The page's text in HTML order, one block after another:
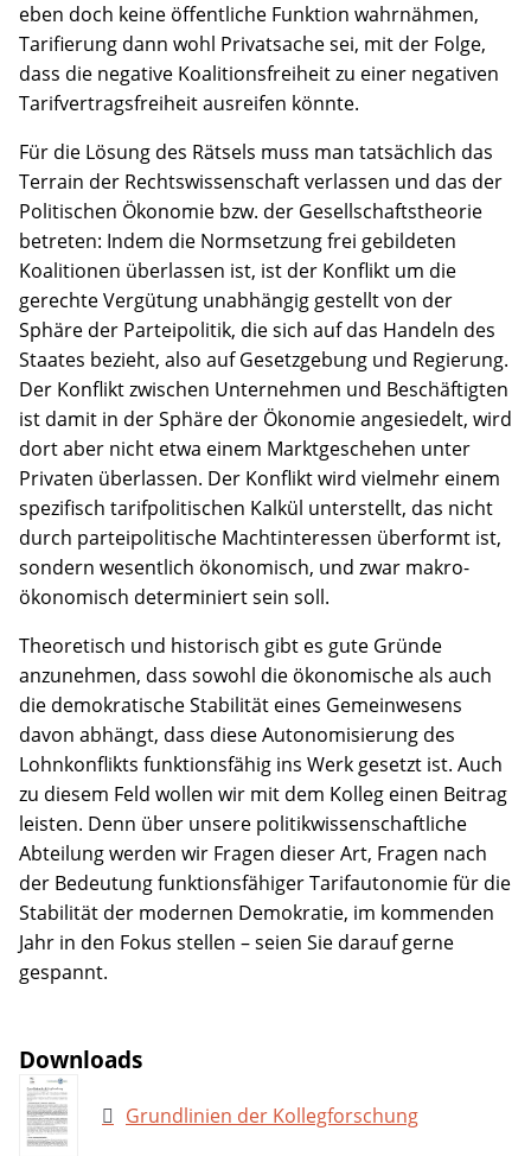
eben doch keine öffentliche Funktion wahrnähmen,
Tarifierung dann wohl Privatsache sei, mit der Folge,
dass die negative Koalitionsfreiheit zu einer negativen
Tarifvertragsfreiheit ausreifen könnte.
Für die Lösung des Rätsels muss man tatsächlich das
Terrain der Rechtswissenschaft verlassen und das der
Politischen Ökonomie bzw. der Gesellschaftstheorie
betreten: Indem die Normsetzung frei gebildeten
Koalitionen überlassen ist, ist der Konflikt um die
gerechte Vergütung unabhängig gestellt von der
Sphäre der Parteipolitik, die sich auf das Handeln des
Staates bezieht, also auf Gesetzgebung und Regierung.
Der Konflikt zwischen Unternehmen und Beschäftigten
ist damit in der Sphäre der Ökonomie angesiedelt, wird
dort aber nicht etwa einem Marktgeschehen unter
Privaten überlassen. Der Konflikt wird vielmehr einem
spezifisch tarifpolitischen Kalkül unterstellt, das nicht
durch parteipolitische Machtinteressen überformt ist,
sondern wesentlich ökonomisch, und zwar makro-
ökonomisch determiniert sein soll.
Theoretisch und historisch gibt es gute Gründe
anzunehmen, dass sowohl die ökonomische als auch
die demokratische Stabilität eines Gemeinwesens
davon abhängt, dass diese Autonomisierung des
Lohnkonflikts funktionsfähig ins Werk gesetzt ist. Auch
zu diesem Feld wollen wir mit dem Kolleg einen Beitrag
leisten. Denn über unsere politikwissenschaftliche
Abteilung werden wir Fragen dieser Art, Fragen nach
der Bedeutung funktionsfähiger Tarifautonomie für die
Stabilität der modernen Demokratie, im kommenden
Jahr in den Fokus stellen – seien Sie darauf gerne
gespannt.
Downloads
Grundlinien der Kollegforschung